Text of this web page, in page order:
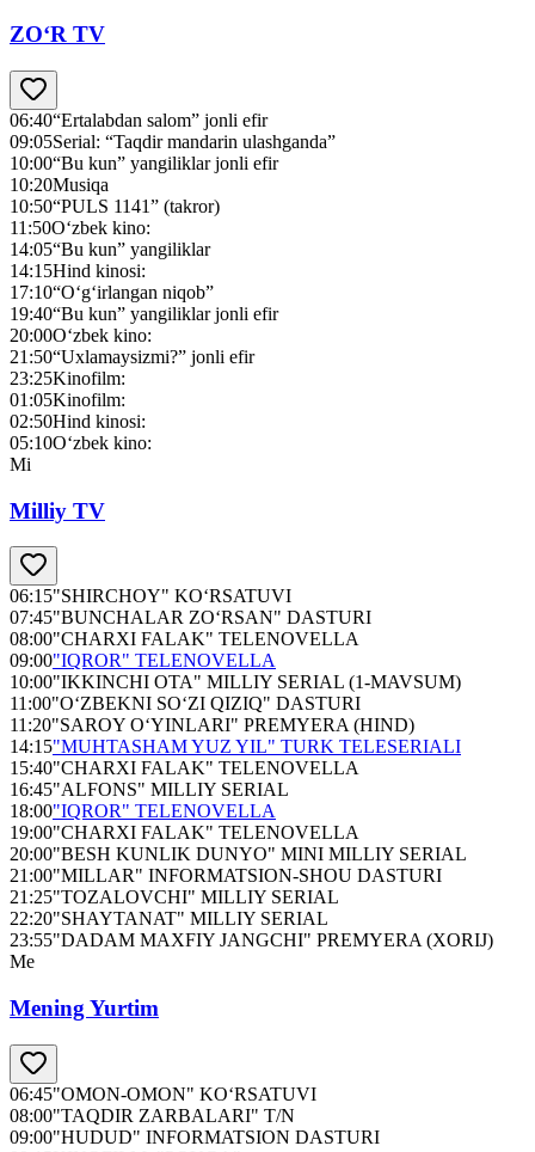
ZO‘R TV
06:40“Ertalabdan salom” jonli efir
09:05Serial: “Taqdir mandarin ulashganda”
10:00“Bu kun” yangiliklar jonli efir
10:20Musiqa
10:50“PULS 1141” (takror)
11:50O‘zbek kino:
14:05“Bu kun” yangiliklar
14:15Hind kinosi:
17:10“O‘g‘irlangan niqob”
19:40“Bu kun” yangiliklar jonli efir
20:00O‘zbek kino:
21:50“Uxlamaysizmi?” jonli efir
23:25Kinofilm:
01:05Kinofilm:
02:50Hind kinosi:
05:10O‘zbek kino:
Mi
Milliy TV
06:15"SHIRCHOY" KO‘RSATUVI
07:45"BUNCHALAR ZO‘RSAN" DASTURI
08:00"CHARXI FALAK" TELENOVELLA
09:00"IQROR" TELENOVELLA
10:00"IKKINCHI OTA" MILLIY SERIAL (1-MAVSUM)
11:00"O‘ZBEKNI SO‘ZI QIZIQ" DASTURI
11:20"SAROY O‘YINLARI" PREMYERA (HIND)
14:15"MUHTASHAM YUZ YIL" TURK TELESERIALI
15:40"CHARXI FALAK" TELENOVELLA
16:45"ALFONS" MILLIY SERIAL
18:00"IQROR" TELENOVELLA
19:00"CHARXI FALAK" TELENOVELLA
20:00"BESH KUNLIK DUNYO" MINI MILLIY SERIAL
21:00"MILLAR" INFORMATSION-SHOU DASTURI
21:25"TOZALOVCHI" MILLIY SERIAL
22:20"SHAYTANAT" MILLIY SERIAL
23:55"DADAM MAXFIY JANGCHI" PREMYERA (XORIJ)
Me
Mening Yurtim
06:45"OMON-OMON" KO‘RSATUVI
08:00"TAQDIR ZARBALARI" T/N
09:00"HUDUD" INFORMATSION DASTURI